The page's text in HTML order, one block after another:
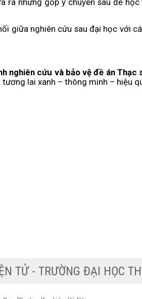
ra những góp ý chuyên sâu để
giữa nghiên cứu sau đại học với
nghiên cứu và bảo vệ đề án Thạc
lai xanh – thông minh – hiệu
© 2026 - KHOA ĐIỆN - ĐIỆN TỬ - TRƯỜNG ĐẠI